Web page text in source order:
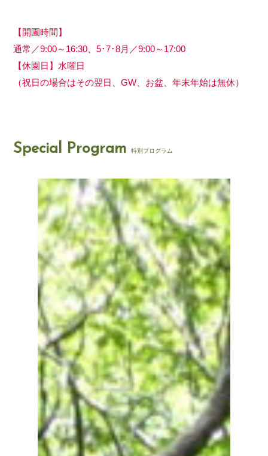
【開園時間】
通常／9:00～16:30、5･7･8月／9:00～17:00
【休園日】水曜日
（祝日の場合はその翌日、GW、お盆、年末年始は無休）
Special Program 特別プログラム